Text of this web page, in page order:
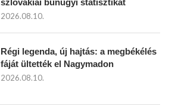
szlovákiai bűnügyi statisztikát
2026.08.10.
Régi legenda, új hajtás: a megbékélés
fáját ültették el Nagymadon
2026.08.10.